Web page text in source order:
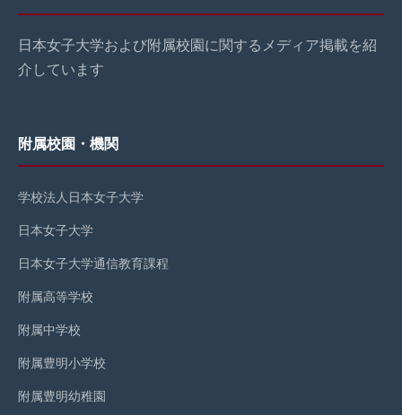
日本女子大学および附属校園に関するメディア掲載を紹
介しています
附属校園・機関
学校法人日本女子大学
日本女子大学
日本女子大学通信教育課程
附属高等学校
附属中学校
附属豊明小学校
附属豊明幼稚園